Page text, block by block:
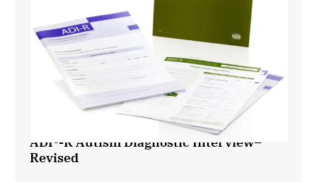
ADI®-R Autism Diagnostic Interview–
Revised